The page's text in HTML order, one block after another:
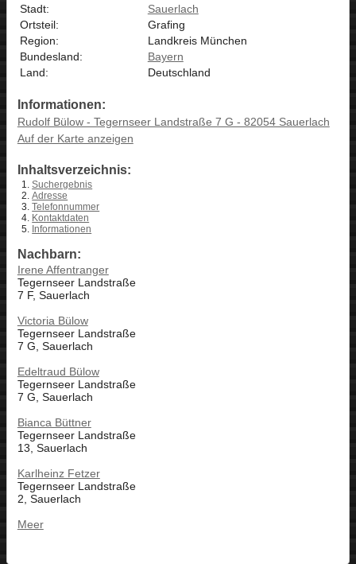
Stadt:
Sauerlach
Ortsteil:
Grafing
Region:
Landkreis München
Bundesland:
Bayern
Land:
Deutschland
Informationen:
Rudolf Bülow - Tegernseer Landstraße 7 G - 82054 Sauerlach
Auf der Karte anzeigen
Inhaltsverzeichnis:
Suchergebnis
Adresse
Telefonnummer
Kontaktdaten
Informationen
Nachbarn:
Irene Affentranger
Tegernseer Landstraße
7 F, Sauerlach
Victoria Bülow
Tegernseer Landstraße
7 G, Sauerlach
Edeltraud Bülow
Tegernseer Landstraße
7 G, Sauerlach
Bianca Büttner
Tegernseer Landstraße
13, Sauerlach
Karlheinz Fetzer
Tegernseer Landstraße
2, Sauerlach
Meer